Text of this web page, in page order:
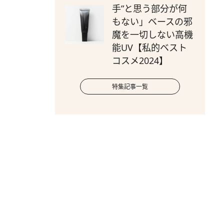
手”と思う部分が何
もない」ベースの邪
魔を一切しない高機
能UV【私的ベスト
コスメ2024】
特集記事一覧